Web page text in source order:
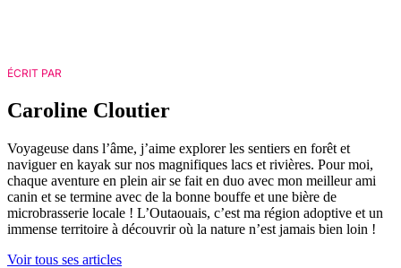
ÉCRIT PAR
Caroline Cloutier
Voyageuse dans l’âme, j’aime explorer les sentiers en forêt et
naviguer en kayak sur nos magnifiques lacs et rivières. Pour moi,
chaque aventure en plein air se fait en duo avec mon meilleur ami
canin et se termine avec de la bonne bouffe et une bière de
microbrasserie locale ! L’Outaouais, c’est ma région adoptive et un
immense territoire à découvrir où la nature n’est jamais bien loin !
Voir tous ses articles